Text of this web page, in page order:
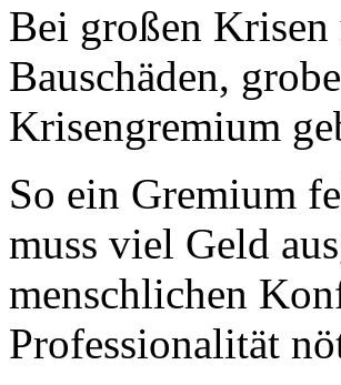
Bei großen
Bauschäden,
Krisengremium
So ein Gremium
muss viel Geld
menschlichen
Professionalität